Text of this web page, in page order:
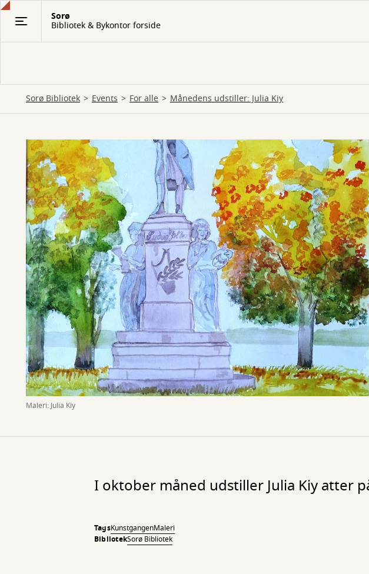
Gå
Sorø
Bibliotek & Bykontor forside
Sorø Bibliotek Events For alle Månedens udstiller: Julia Kiy
Maleri: Julia Kiy
I oktober måned udstiller Julia Kiy atter
TagsKunstgangenMaleri
BibliotekSorø Bibliotek